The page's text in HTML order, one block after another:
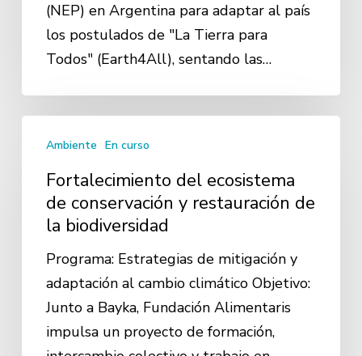
(NEP) en Argentina para adaptar al país
los postulados de "La Tierra para
Todos" (Earth4All), sentando las…
ecosistema
conservación
restauración
biodiversidad
Ambiente En curso
Fortalecimiento del ecosistema
de conservación y restauración de
la biodiversidad
Programa: Estrategias de mitigación y
adaptación al cambio climático Objetivo:
Junto a Bayka, Fundación Alimentaris
impulsa un proyecto de formación,